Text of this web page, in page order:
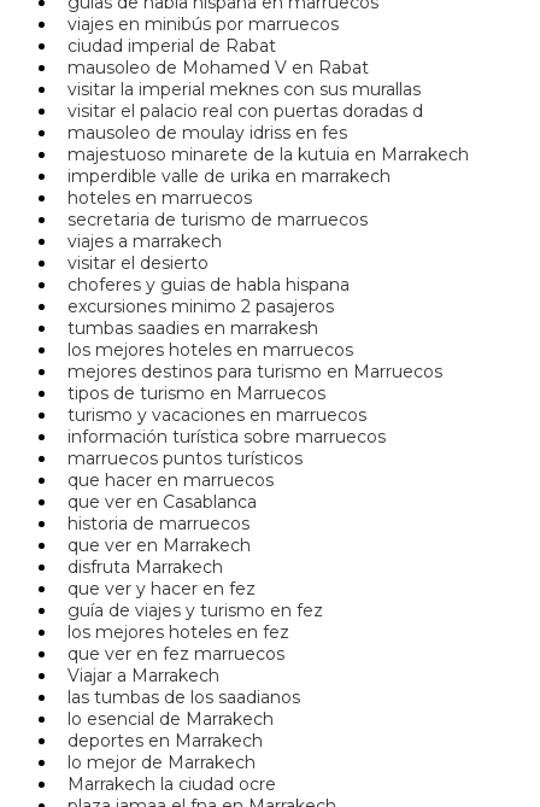
viajes en minibús por marruecos
ciudad imperial de Rabat
mausoleo de Mohamed V en Rabat
visitar la imperial meknes con sus murallas
visitar el palacio real con puertas doradas d
mausoleo de moulay idriss en fes
majestuoso minarete de la kutuia en Marrakech
imperdible valle de urika en marrakech
hoteles en marruecos
secretaria de turismo de marruecos
viajes a marrakech
visitar el desierto
choferes y guias de habla hispana
excursiones minimo 2 pasajeros
tumbas saadies en marrakesh
los mejores hoteles en marruecos
mejores destinos para turismo en Marruecos
tipos de turismo en Marruecos
turismo y vacaciones en marruecos
información turística sobre marruecos
marruecos puntos turísticos
que hacer en marruecos
que ver en Casablanca
historia de marruecos
que ver en Marrakech
disfruta Marrakech
que ver y hacer en fez
guía de viajes y turismo en fez
los mejores hoteles en fez
que ver en fez marruecos
Viajar a Marrakech
las tumbas de los saadianos
lo esencial de Marrakech
deportes en Marrakech
lo mejor de Marrakech
Marrakech la ciudad ocre